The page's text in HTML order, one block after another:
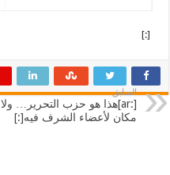
[:]
السابق
[:ar]هذا هو حزب التحرير… ولا
مكان لأعضاء الشرف فيه[:]